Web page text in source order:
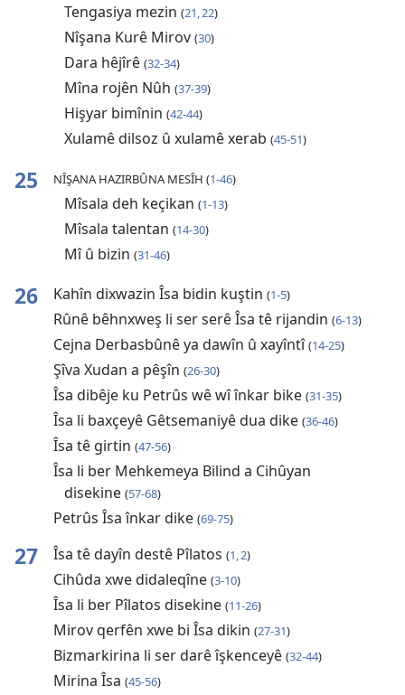
Tengasiya mezin (21, 22)
Nîşana Kurê Mirov (30)
Dara hêjîrê (32-34)
Mîna rojên Nûh (37-39)
Hişyar bimînin (42-44)
Xulamê dilsoz û xulamê xerab (45-51)
25 NÎŞANA HAZIRBÛNA MESÎH (1-46)
Mîsala deh keçikan (1-13)
Mîsala talentan (14-30)
Mî û bizin (31-46)
26 Kahîn dixwazin Îsa bidin kuştin (1-5)
Rûnê bêhnxweş li ser serê Îsa tê rijandin (6-13)
Cejna Derbasbûnê ya dawîn û xayîntî(14-25)
Şîva Xudan a pêşîn (26-30)
Îsa dibêje ku Petrûs wê wî înkar bike (31-35)
Îsa li baxçeyê Gêtsemaniyê dua dike (36-46)
Îsa tê girtin (47-56)
Îsa li ber Mehkemeya Bilind a Cihûyan
disekine (57-68)
Petrûs Îsa înkar dike (69-75)
27 Îsa tê dayîn destê Pîlatos (1, 2)
Cihûda xwe didaleqîne (3-10)
Îsa li ber Pîlatos disekine (11-26)
Mirov qerfên xwe bi Îsa dikin (27-31)
Bizmarkirina li ser darê îşkenceyê (32-44)
Mirina Îsa (45-56)